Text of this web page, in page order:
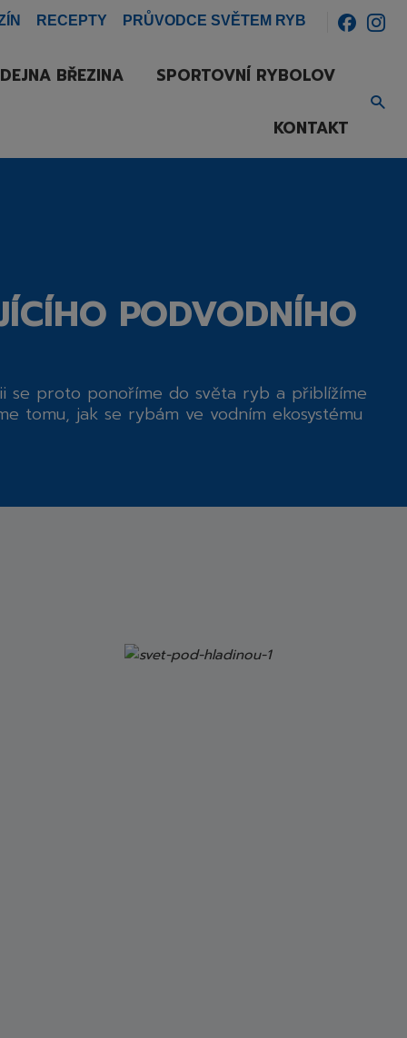
RECEPTY PRŮVODCE SVĚTEM RYB
BŘEZINA SPORTOVNÍ RYBOLOV
KONTAKT
PODVODNÍHO
se proto ponoříme do světa ryb a přiblížíme
tomu, jak se rybám ve vodním ekosystému